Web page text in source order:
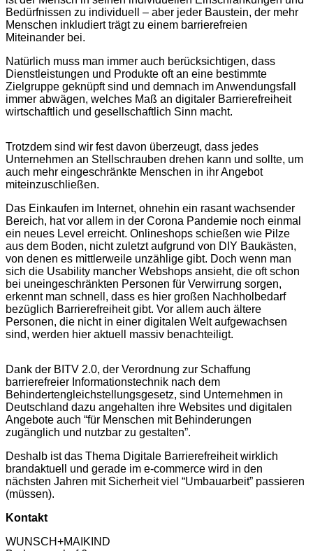
Bedürfnissen zu individuell – aber jeder Baustein, der mehr
Menschen inkludiert trägt zu einem barrierefreien
Miteinander bei.
Natürlich muss man immer auch berücksichtigen, dass
Dienstleistungen und Produkte oft an eine bestimmte
Zielgruppe geknüpft sind und demnach im Anwendungsfall
immer abwägen, welches Maß an digitaler Barrierefreiheit
wirtschaftlich und gesellschaftlich Sinn macht.
Trotzdem sind wir fest davon überzeugt, dass jedes
Unternehmen an Stellschrauben drehen kann und sollte, um
auch mehr eingeschränkte Menschen in ihr Angebot
miteinzuschließen.
Das Einkaufen im Internet, ohnehin ein rasant wachsender
Bereich, hat vor allem in der Corona Pandemie noch einmal
ein neues Level erreicht. Onlineshops schießen wie Pilze
aus dem Boden, nicht zuletzt aufgrund von DIY Baukästen,
von denen es mittlerweile unzählige gibt. Doch wenn man
sich die Usability mancher Webshops ansieht, die oft schon
bei uneingeschränkten Personen für Verwirrung sorgen,
erkennt man schnell, dass es hier großen Nachholbedarf
bezüglich Barrierefreiheit gibt. Vor allem auch ältere
Personen, die nicht in einer digitalen Welt aufgewachsen
sind, werden hier aktuell massiv benachteiligt.
Dank der BITV 2.0, der Verordnung zur Schaffung
barrierefreier Informationstechnik nach dem
Behindertengleichstellungsgesetz, sind Unternehmen in
Deutschland dazu angehalten ihre Websites und digitalen
Angebote auch “für Menschen mit Behinderungen
zugänglich und nutzbar zu gestalten”.
Deshalb ist das Thema Digitale Barrierefreiheit wirklich
brandaktuell und gerade im e-commerce wird in den
nächsten Jahren mit Sicherheit viel “Umbauarbeit” passieren
(müssen).
Kontakt
WUNSCH+MAIKIND